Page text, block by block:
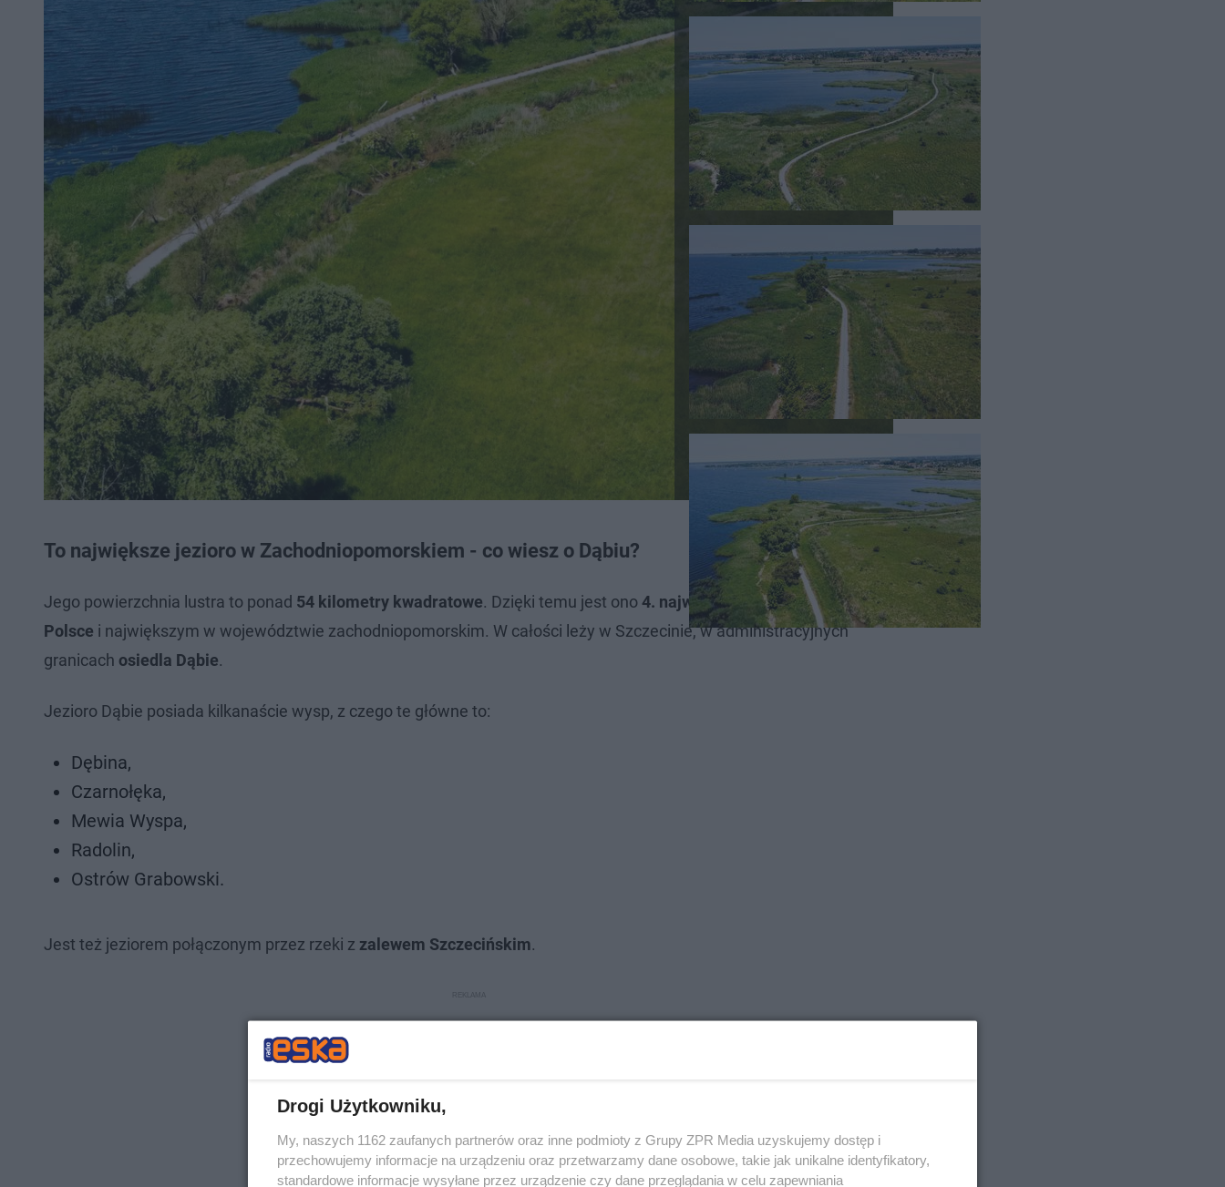
To największe jezioro w Zachodniopomorskiem - co wiesz o Dąbiu?
Jego powierzchnia lustra to ponad 54 kilometry kwadratowe. Dzięki temu jest ono 4. największym jeziorem w
Polsce i największym w województwie zachodniopomorskim. W całości leży w Szczecinie, w administracyjnych
granicach osiedla Dąbie.
Jezioro Dąbie posiada kilkanaście wysp, z czego te główne to:
Dębina,
Czarnołęka,
Mewia Wyspa,
Radolin,
Ostrów Grabowski.
Jest też jeziorem połączonym przez rzeki z zalewem Szczecińskim.
Drogi Użytkowniku,
My, naszych 1162 zaufanych partnerów oraz inne podmioty z Grupy ZPR Media uzyskujemy dostęp i
przechowujemy informacje na urządzeniu oraz przetwarzamy dane osobowe, takie jak unikalne identyfikatory,
standardowe informacje wysyłane przez urządzenie czy dane przeglądania w celu zapewniania